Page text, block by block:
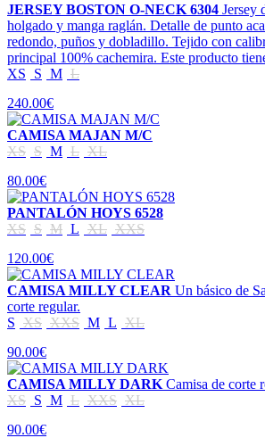
JERSEY BOSTON O-NECK 6304 Jersey
holgado y manga raglán. Detalle de punto
redondo, puños y dobladillo. Tejido con
principal 100% cachemira. Este producto
XS
S M L
240.00€
CAMISA MAJAN M/C
XS S M L XL
80.00€
PANTALÓN HOYS 6528
XS S M L XL XXS
120.00€
CAMISA MILLY CLEAR Un básico de
corte regular.
S XS XXS M L XL
90.00€
CAMISA MILLY DARK Camisa de corte
XS S M L XXS XL
90.00€